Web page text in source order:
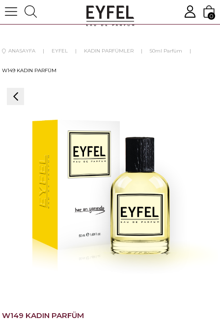
0
ANASAYFA EYFEL KADIN PARFÜMLER 50ml Parfüm
W149 KADIN PARFÜM
W149 KADIN PARFÜM